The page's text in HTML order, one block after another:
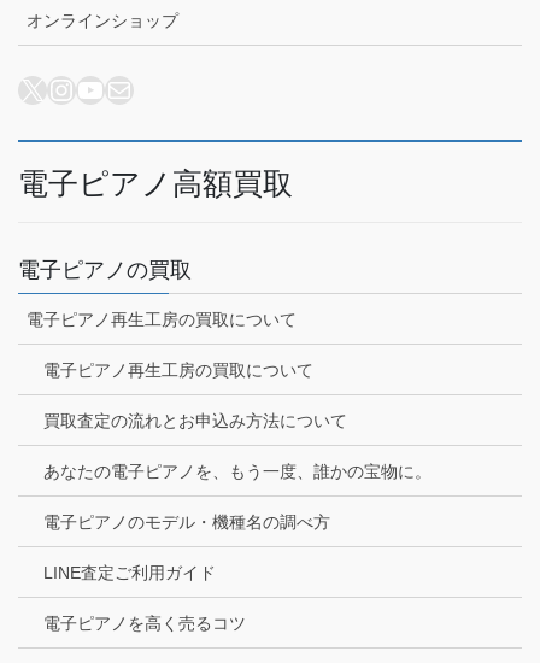
オンラインショップ
X Instagram
YouTube
メール
電子ピアノ高額買取
電子ピアノの買取
電子ピアノ再生工房の買取について
電子ピアノ再生工房の買取について
買取査定の流れとお申込み方法について
あなたの電子ピアノを、もう一度、誰かの宝物に。
電子ピアノのモデル・機種名の調べ方
LINE査定ご利用ガイド
電子ピアノを高く売るコツ